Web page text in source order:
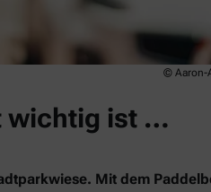
© Aaron-
wichtig ist …
Mit dem